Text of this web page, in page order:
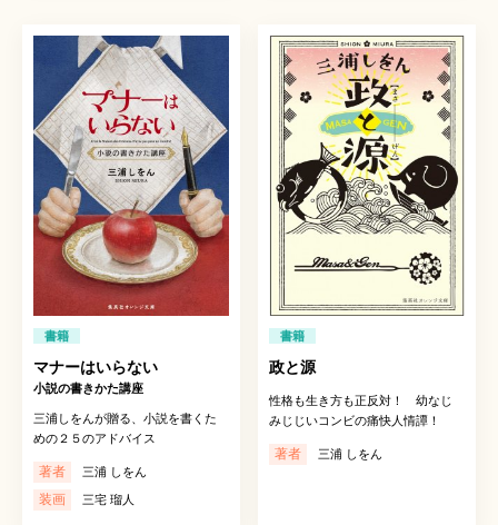
書籍
マナーはいらない
小説の書きかた講座
三浦しをんが贈る、小説を書くた
めの２５のアドバイス
著者 三浦 しをん
装画 三宅 瑠人
書籍
政と源
性格も生き方も正反対！ 幼なじ
みじじいコンビの痛快人情譚！
著者 三浦 しをん